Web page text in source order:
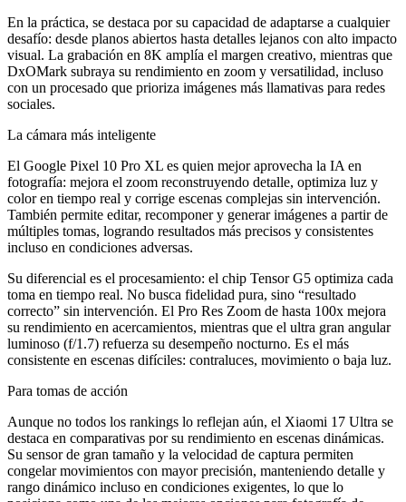
En la práctica, se destaca por su capacidad de adaptarse a cualquier
desafío: desde planos abiertos hasta detalles lejanos con alto impacto
visual. La grabación en 8K amplía el margen creativo, mientras que
DxOMark subraya su rendimiento en zoom y versatilidad, incluso
con un procesado que prioriza imágenes más llamativas para redes
sociales.
La cámara más inteligente
El Google Pixel 10 Pro XL es quien mejor aprovecha la IA en
fotografía: mejora el zoom reconstruyendo detalle, optimiza luz y
color en tiempo real y corrige escenas complejas sin intervención.
También permite editar, recomponer y generar imágenes a partir de
múltiples tomas, logrando resultados más precisos y consistentes
incluso en condiciones adversas.
Su diferencial es el procesamiento: el chip Tensor G5 optimiza cada
toma en tiempo real. No busca fidelidad pura, sino “resultado
correcto” sin intervención. El Pro Res Zoom de hasta 100x mejora
su rendimiento en acercamientos, mientras que el ultra gran angular
luminoso (f/1.7) refuerza su desempeño nocturno. Es el más
consistente en escenas difíciles: contraluces, movimiento o baja luz.
Para tomas de acción
Aunque no todos los rankings lo reflejan aún, el Xiaomi 17 Ultra se
destaca en comparativas por su rendimiento en escenas dinámicas.
Su sensor de gran tamaño y la velocidad de captura permiten
congelar movimientos con mayor precisión, manteniendo detalle y
rango dinámico incluso en condiciones exigentes, lo que lo